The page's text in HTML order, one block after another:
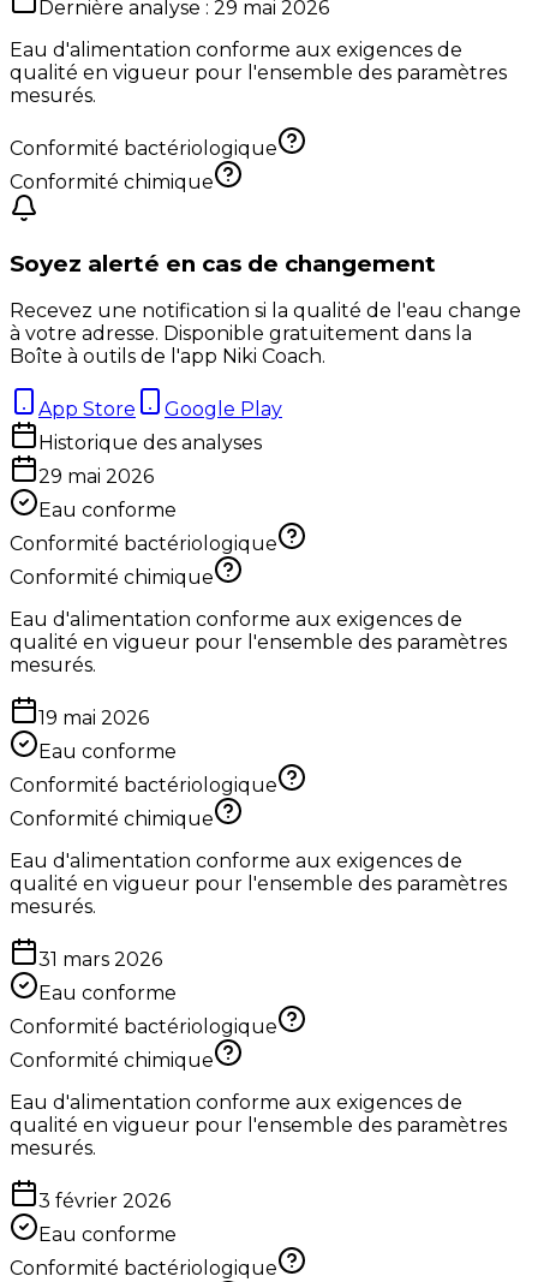
Dernière analyse : 29 mai 2026
Eau d'alimentation conforme aux exigences de
qualité en vigueur pour l'ensemble des paramètres
mesurés.
Conformité bactériologique
Conformité chimique
Soyez alerté en cas de changement
Recevez une notification si la qualité de l'eau change
à votre adresse. Disponible gratuitement dans la
Boîte à outils de l'app Niki Coach.
App Store
Google Play
Historique des analyses
29 mai 2026
Eau conforme
Conformité bactériologique
Conformité chimique
Eau d'alimentation conforme aux exigences de
qualité en vigueur pour l'ensemble des paramètres
mesurés.
19 mai 2026
Eau conforme
Conformité bactériologique
Conformité chimique
Eau d'alimentation conforme aux exigences de
qualité en vigueur pour l'ensemble des paramètres
mesurés.
31 mars 2026
Eau conforme
Conformité bactériologique
Conformité chimique
Eau d'alimentation conforme aux exigences de
qualité en vigueur pour l'ensemble des paramètres
mesurés.
3 février 2026
Eau conforme
Conformité bactériologique